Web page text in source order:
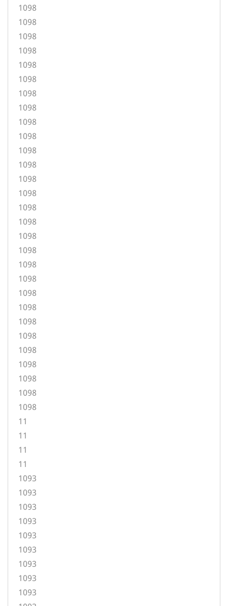
1098
1098
1098
1098
1098
1098
1098
1098
1098
1098
1098
1098
1098
1098
1098
1098
1098
1098
1098
1098
1098
1098
1098
1098
1098
1098
1098
1098
1098
11
11
11
11
1093
1093
1093
1093
1093
1093
1093
1093
1093